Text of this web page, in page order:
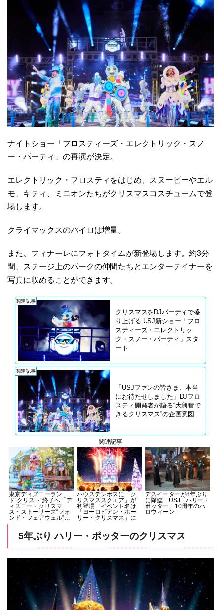
ナイトショー「フロスティーズ・エレクトリック・スノ
ー・パーティ」の再演が決定。
エレクトリック・フロスティをはじめ、スヌーピーやエル
モ、キティ、ミニオンたちがクリスマスコスチュームで登
場します。
クライマックスのパイロは増量。
また、フィナーレにフォトタイムが新登場します。約3分
間、ステージ上のパークの仲間たちとエンターテイナーを
写真に収めることができます。
関連記事
クリスマスをDJパーティで盛
り上げる USJ新ショー「フロ
スティーズ・エレクトリッ
ク・スノー・パーティ」スタ
ート
関連記事
「USJファンの皆さま、本当
にお待たせしました」DJフロ
スティ開発者が語る“大興奮で
きるクリスマス”の企画意図
関連記事
東京ディズニーラン
ド“クリスト”終了へ「デ
ィズニー・クリスマ
ス・ストーリーズ“フォ
ンド・フェアウェル”」
ハウステンボスに「ク
リスマススクエア​」が
初登場 イベント名は
「ヨーロピアン・ホー
リー・クリスマス」に
デスイーターが8年ぶり
に降臨 USJ「ハリー・
ポッター」10周年のハ
ロウィーン
5年ぶり ハリー・ポッターのクリスマス